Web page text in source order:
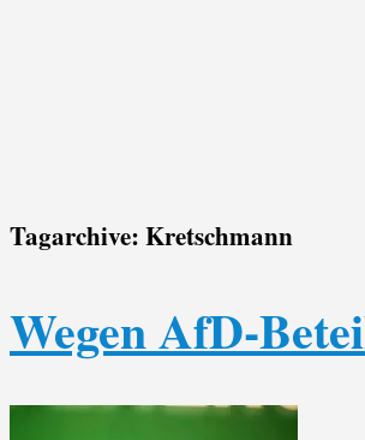
Tagarchive: Kretschmann
Wegen AfD-